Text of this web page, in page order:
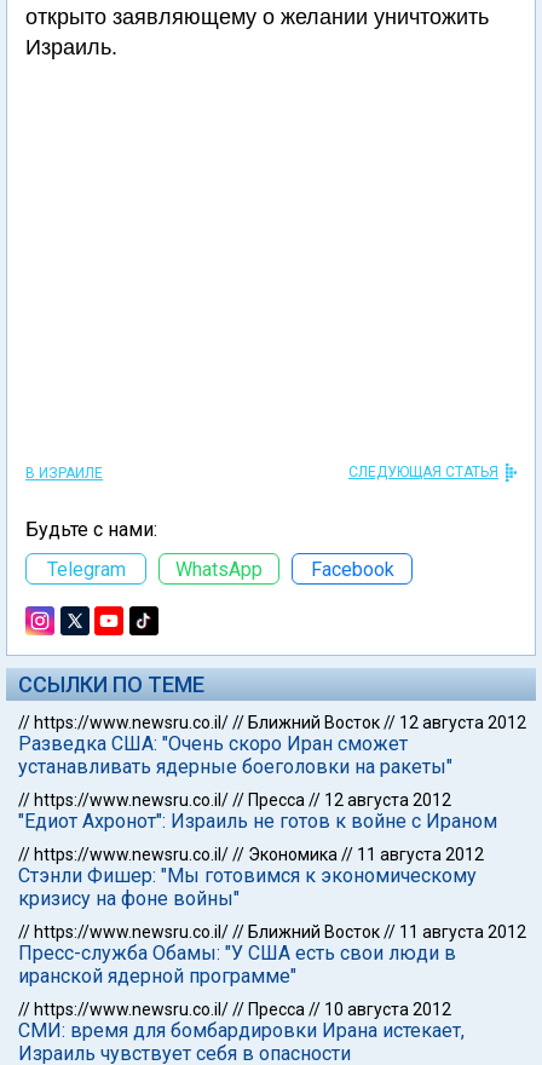
открыто заявляющему о желании уничтожить
Израиль.
В ИЗРАИЛЕ СЛЕДУЮЩАЯ СТАТЬЯ
Будьте с нами:
Telegram
WhatsApp Facebook
ССЫЛКИ ПО ТЕМЕ
// https://www.newsru.co.il/// Ближний Восток// 12 августа 2012
Разведка США: "Очень скоро Иран сможет
устанавливать ядерные боеголовки на ракеты"
// https://www.newsru.co.il/// Пресса // 12 августа 2012
"Едиот Ахронот": Израиль не готов к войне с Ираном
// https://www.newsru.co.il/// Экономика // 11 августа 2012
Стэнли Фишер: "Мы готовимся к экономическому
кризису на фоне войны"
// https://www.newsru.co.il/// Ближний Восток// 11 августа 2012
Пресс-служба Обамы: "У США есть свои люди в
иранской ядерной программе"
// https://www.newsru.co.il/// Пресса // 10 августа 2012
СМИ: время для бомбардировки Ирана истекает,
Израиль чувствует себя в опасности